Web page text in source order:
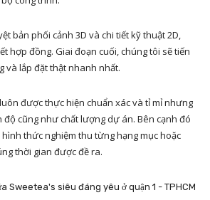
bản phối cảnh 3D và chi tiết kỹ thuật 2D,
hợp đồng. Giai đoạn cuối, chúng tôi sẽ tiến
và lắp đặt thật nhanh nhất.
được thực hiện chuẩn xác và tỉ mỉ nhưng
độ cũng như chất lượng dự án. Bên cạnh đó
thức nghiệm thu từng hạng mục hoặc
thời gian được đề ra.